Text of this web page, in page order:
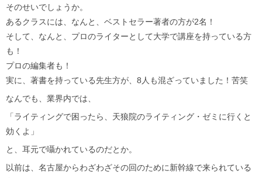
そのせいでしょうか。
あるクラスには、なんと、ベストセラー著者の方が2名！
そして、なんと、プロのライターとして大学で講座を持っている方
も！
プロの編集者も！
実に、著書を持っている先生方が、8人も混ざっていました！苦笑
なんでも、業界内では、
「ライティングで困ったら、天狼院のライティング・ゼミに行くと
効くよ」
と、耳元で囁かれているのだとか。
以前は、名古屋からわざわざその回のために新幹線で来られている